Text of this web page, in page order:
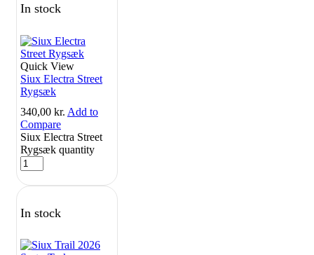
In stock
Quick View
Siux Electra Street
Rygsæk
340,00 kr. Add to
Compare
Siux Electra Street
Rygsæk quantity
In stock